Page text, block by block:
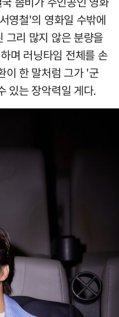
영철'의 영화일 수밖에
그리 많지 않은 분량을
며 러닝타임 전체를 손
이 한 말처럼 그가 '군
있는 장악력일 게다.